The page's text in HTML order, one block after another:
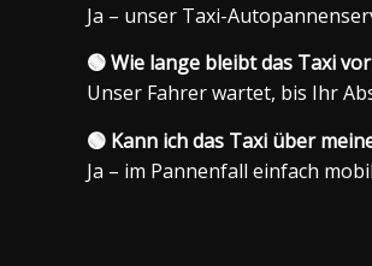
Ja – unser Taxi-
🟢 Wie lange bleibt das Taxi
Unser Fahrer wartet, bis Ihr
🟢 Kann ich das Taxi über
Ja – im Pannenfall einfach